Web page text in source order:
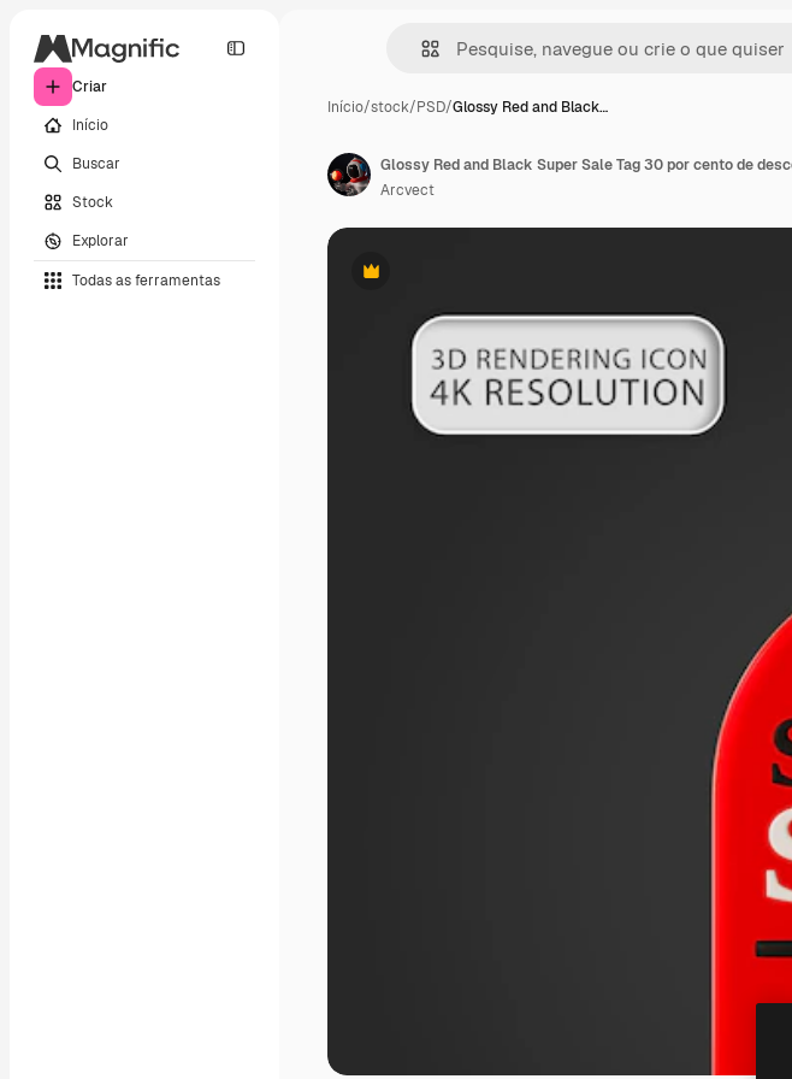
Criar
Início
Buscar
Stock
Explorar
Todas as ferramentas
Início/stock/PSD/Glossy Red and Black…
Premium
Arcvect